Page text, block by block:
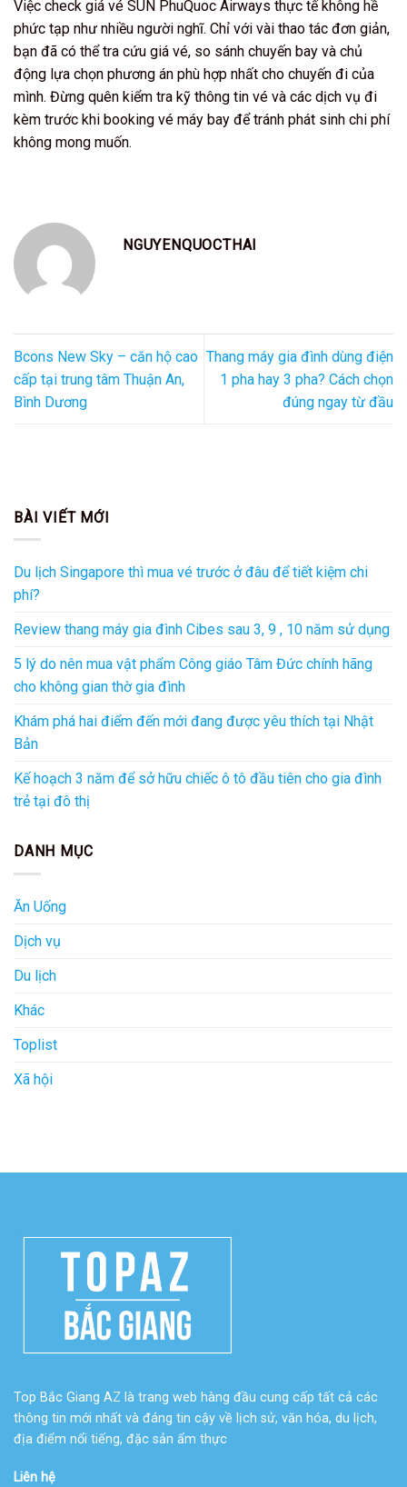
Việc check giá vé SUN PhuQuoc Airways thực tế không hề
phức tạp như nhiều người nghĩ. Chỉ với vài thao tác đơn giản,
bạn đã có thể tra cứu giá vé, so sánh chuyến bay và chủ
động lựa chọn phương án phù hợp nhất cho chuyến đi của
mình. Đừng quên kiểm tra kỹ thông tin vé và các dịch vụ đi
kèm trước khi booking vé máy bay để tránh phát sinh chi phí
không mong muốn.
NGUYENQUOCTHAI
Bcons New Sky – căn hộ cao
cấp tại trung tâm Thuận An,
Bình Dương
Thang máy gia đình dùng điện
1 pha hay 3 pha? Cách chọn
đúng ngay từ đầu
BÀI VIẾT MỚI
Du lịch Singapore thì mua vé trước ở đâu để tiết kiệm chi
phí?
Review thang máy gia đình Cibes sau 3, 9 , 10 năm sử dụng
5 lý do nên mua vật phẩm Công giáo Tâm Đức chính hãng
cho không gian thờ gia đình
Khám phá hai điểm đến mới đang được yêu thích tại Nhật
Bản
Kế hoạch 3 năm để sở hữu chiếc ô tô đầu tiên cho gia đình
trẻ tại đô thị
DANH MỤC
Ăn Uống
Dịch vụ
Du lịch
Khác
Toplist
Xã hội
Top Bắc Giang AZ là trang web hàng đầu cung cấp tất cả các
thông tin mới nhất và đáng tin cậy về lịch sử, văn hóa, du lịch,
địa điểm nổi tiếng, đặc sản ẩm thực
Liên hệ